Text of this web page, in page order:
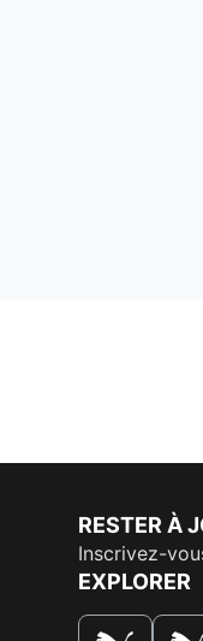
RESTER À
Inscrivez-
EXPLORER